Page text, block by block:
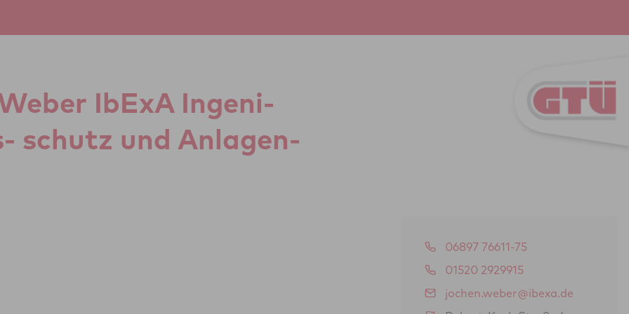
IbExA Inge­ni­
schutz und Anla­gen­
06897 76611-75
01520 2929915
jochen.weber@ibexa.de